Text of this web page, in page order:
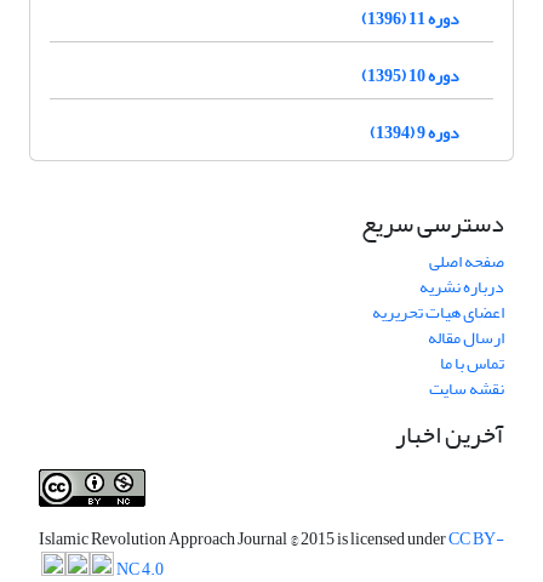
دوره 11 (1396)
دوره 10 (1395)
دوره 9 (1394)
دسترسی سریع
صفحه اصلی
درباره نشریه
اعضای هیات تحریریه
ارسال مقاله
تماس با ما
نقشه سایت
آخرین اخبار
Islamic Revolution Approach Journal© 2015 is licensed underCC BY-
NC 4.0